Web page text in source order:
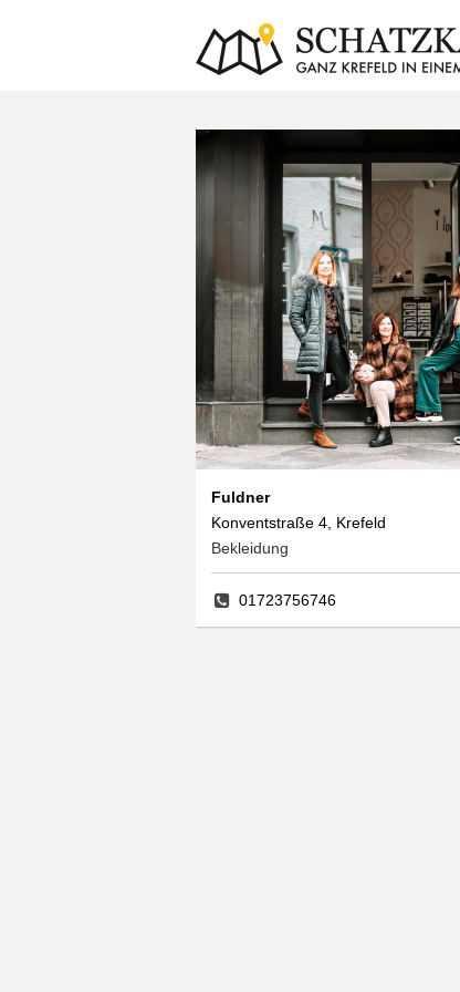
Fuldner
Konventstraße 4, Krefeld
Bekleidung
01723756746